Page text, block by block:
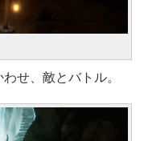
せ、敵とバトル。